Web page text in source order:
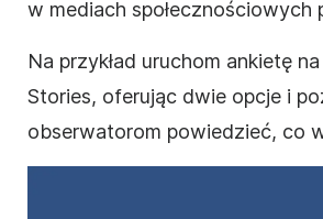
w mediach społecznościowych
Na przykład uruchom ankietę
Stories, oferując dwie opcje i
obserwatorom powiedzieć, co